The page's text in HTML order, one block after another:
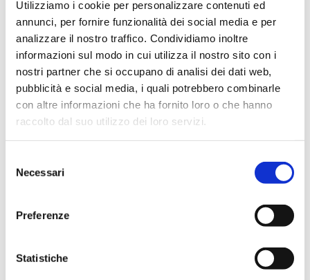
Utilizziamo i cookie per personalizzare contenuti ed
annunci, per fornire funzionalità dei social media e per
analizzare il nostro traffico. Condividiamo inoltre
informazioni sul modo in cui utilizza il nostro sito con i
nostri partner che si occupano di analisi dei dati web,
pubblicità e social media, i quali potrebbero combinarle
con altre informazioni che ha fornito loro o che hanno
raccolto dal suo utilizzo dei loro servizi.
delNecessari
Preferenze
Statistiche
Dies könnte Sie auch